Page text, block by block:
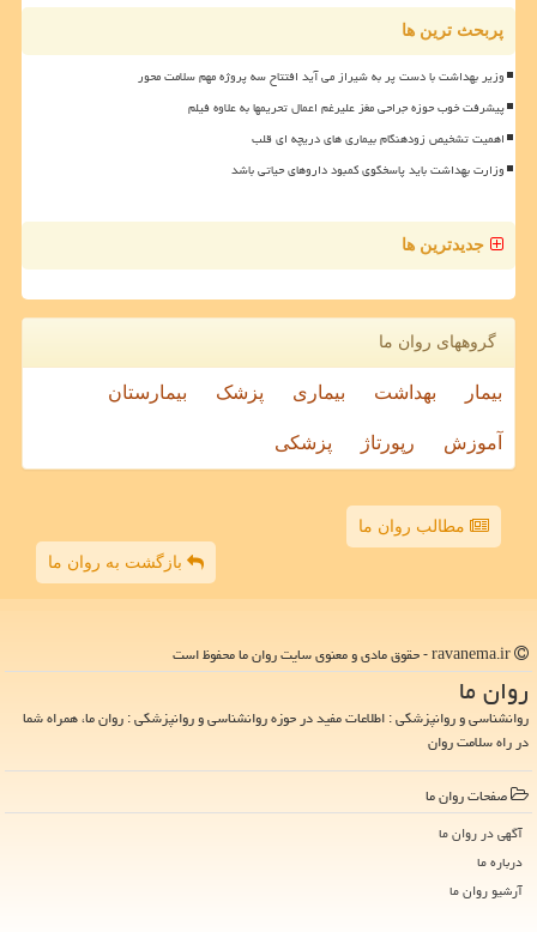
پربحث ترین ها
وزیر بهداشت با دست پر به شیراز می آید افتتاح سه پروژه مهم سلامت محور
پیشرفت خوب حوزه جراحی مغز علیرغم اعمال تحریمها به علاوه فیلم
اهمیت تشخیص زودهنگام بیماری های دریچه ای قلب
وزارت بهداشت باید پاسخگوی کمبود داروهای حیاتی باشد
جدیدترین ها
گروههای روان ما
بیمار بهداشت بیماری پزشک بیمارستان
آموزش رپورتاژ پزشکی
مطالب روان ما
بازگشت به روان ما
روان ما
روانشناسی و روانپزشکی : اطلاعات مفید در حوزه روانشناسی و روانپزشکی : روان ما، همراه شما
در راه سلامت روان
صفحات روان ما
آگهی در روان ما
درباره ما
آرشیو روان ما